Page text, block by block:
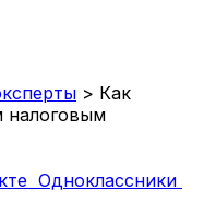
> Как
налоговым
Одноклассники